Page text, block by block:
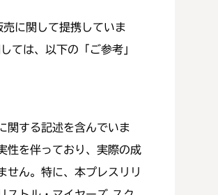
売に関して提携していま
ては、以下の「ご参考」
関する記述を含んでいま
性を伴っており、実際の成
せん。特に、本プレスリリ